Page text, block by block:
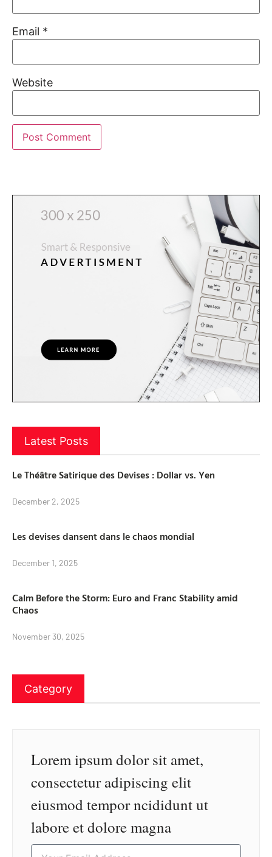
Email *
Website
Latest Posts
Le Théâtre Satirique des Devises : Dollar vs. Yen
December 2, 2025
Les devises dansent dans le chaos mondial
December 1, 2025
Calm Before the Storm: Euro and Franc Stability amid
Chaos
November 30, 2025
Category
Lorem ipsum dolor sit amet,
consectetur adipiscing elit
eiusmod tempor ncididunt ut
labore et dolore magna